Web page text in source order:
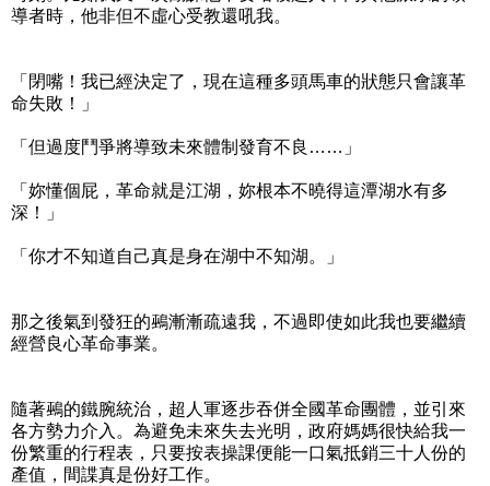
導者時，他非但不虛心受教還吼我。
「閉嘴！我已經決定了，現在這種多頭馬車的狀態只會讓革
命失敗！」
「但過度鬥爭將導致未來體制發育不良……」
「妳懂個屁，革命就是江湖，妳根本不曉得這潭湖水有多
深！」
「你才不知道自己真是身在湖中不知湖。」
那之後氣到發狂的鵐漸漸疏遠我，不過即使如此我也要繼續
經營良心革命事業。
隨著鵐的鐵腕統治，超人軍逐步吞併全國革命團體，並引來
各方勢力介入。為避免未來失去光明，政府媽媽很快給我一
份繁重的行程表，只要按表操課便能一口氣抵銷三十人份的
產值，間諜真是份好工作。